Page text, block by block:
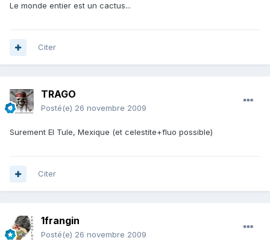
Le monde entier est un cactus...
Citer
TRAGO
Posté(e) 26 novembre 2009
Surement El Tule, Mexique (et celestite+fluo possible)
Citer
1frangin
Posté(e) 26 novembre 2009